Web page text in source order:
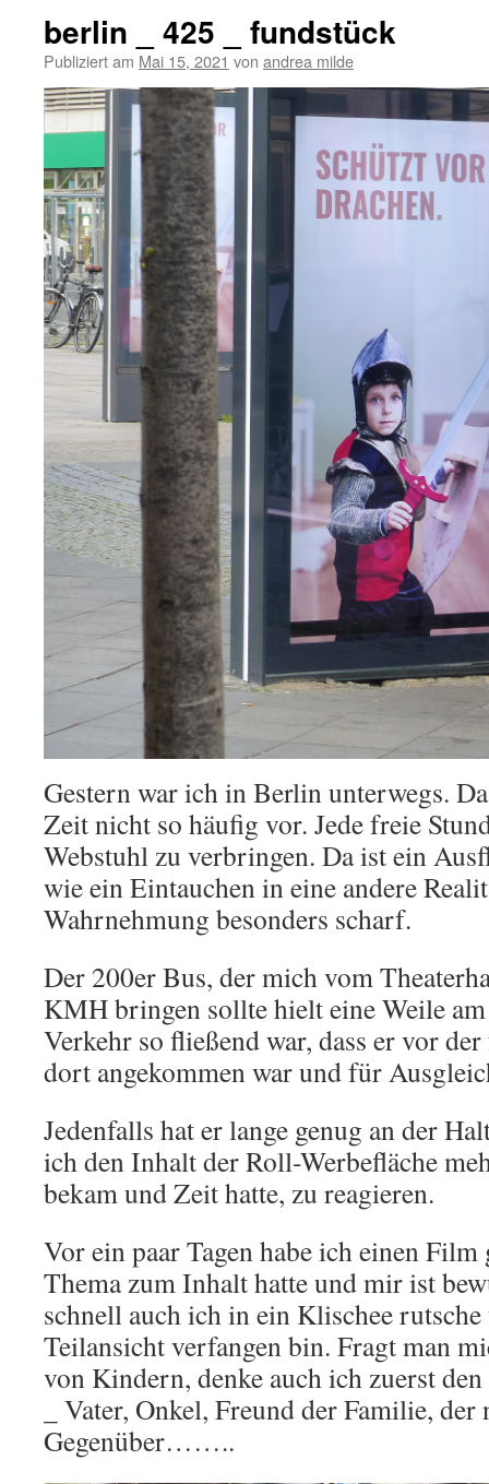
berlin _ 425 _ fundstück
Publiziert am Mai 15, 2021 von andrea milde
Gestern war ich in Berlin unterwegs.
Zeit nicht so häufig vor. Jede freie
Webstuhl zu verbringen. Da ist ein
wie ein Eintauchen in eine andere
Wahrnehmung besonders scharf.
Der 200er Bus, der mich vom
KMH bringen sollte hielt eine Weile
Verkehr so fließend war, dass er vor
dort angekommen war und für
Jedenfalls hat er lange genug an der
ich den Inhalt der Roll-Werbefläche
bekam und Zeit hatte, zu reagieren.
Vor ein paar Tagen habe ich einen Film
Thema zum Inhalt hatte und mir ist
schnell auch ich in ein Klischee
Teilansicht verfangen bin. Fragt man
von Kindern, denke auch ich zuerst
_ Vater, Onkel, Freund der Familie,
Gegenüber……..